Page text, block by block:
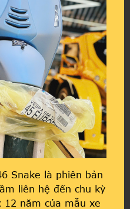
Snake là phiên bản
liên hệ đến chu kỳ
12 năm của mẫu xe